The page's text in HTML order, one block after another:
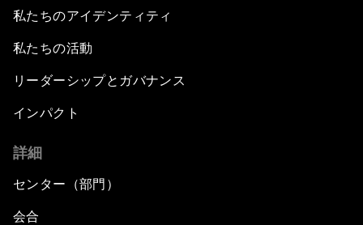
私たちのアイデンティティ
私たちの活動
リーダーシップとガバナンス
インパクト
詳細
センター（部門）
会合